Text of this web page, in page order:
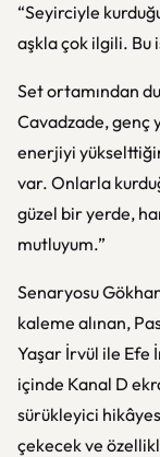
“Seyirciyle
aşkla çok ilgili. Bu
Set ortamından
Cavadzade, genç
enerjiyi
var. Onlarla
güzel bir yerde,
mutluyum.”
Senaryosu
kaleme alınan,
Yaşar İrvül ile Efe
içinde Kanal D
sürükleyici
çekecek ve